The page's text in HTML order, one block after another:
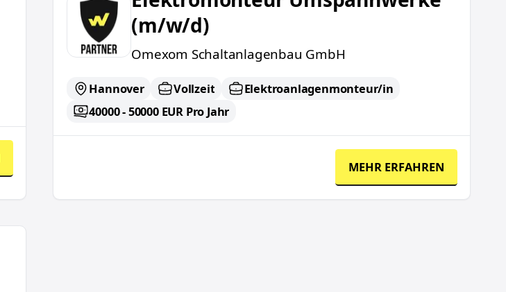
(m/w/d)
Omexom Schaltanlagenbau GmbH
Hannover Vollzeit
Elektroanlagenmonteur/in
40000 - 50000 EUR Pro Jahr
MEHR ERFAHREN